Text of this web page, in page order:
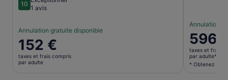
1010 sur 10
1 avis
Annulation gratuite disponible
Le
prix
est
152 €
taxes et frais compris
par adulte
Annulation
Le
prix
est
de 596 €.
596
taxes et frais
par adulte*
* Obtenez un